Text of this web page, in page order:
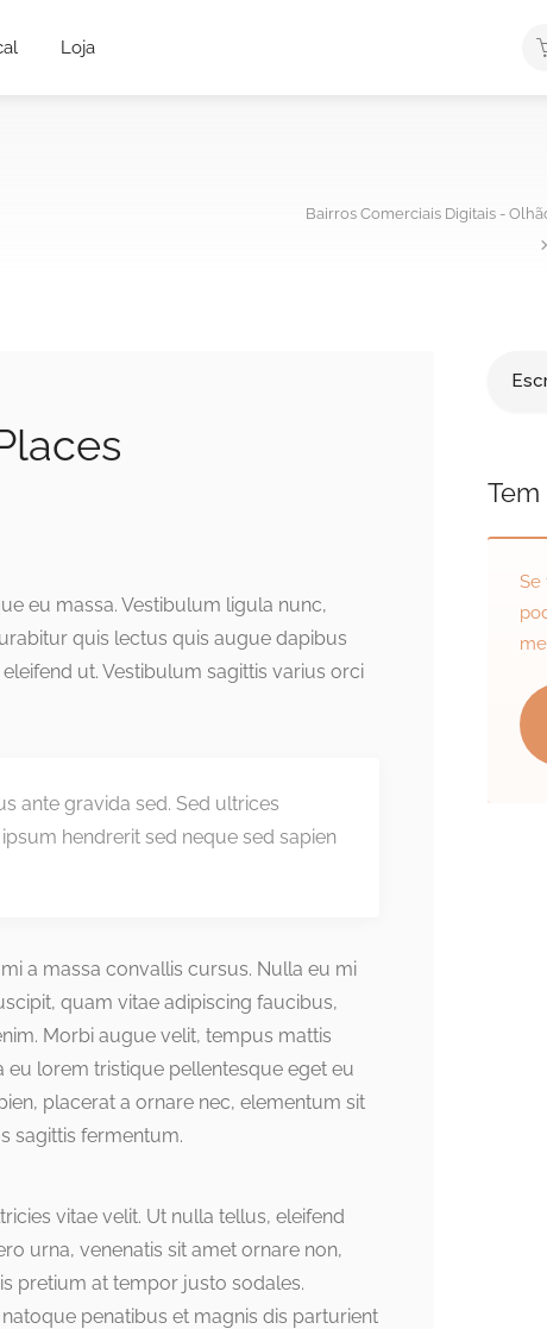
Loja
Bairros Comerciais Digitais -
eu massa. Vestibulum ligula nunc,
quis lectus quis augue dapibus
ut. Vestibulum sagittis varius orci
ante gravida sed. Sed ultrices
hendrerit sed neque sed sapien
a massa convallis cursus. Nulla eu mi
quam vitae adipiscing faucibus,
Morbi augue velit, tempus mattis
eu lorem tristique pellentesque eget eu
placerat a ornare nec, elementum sit
sagittis fermentum.
vitae velit. Ut nulla tellus, eleifend
urna, venenatis sit amet ornare non,
pretium at tempor justo sodales.
penatibus et magnis dis parturient
Se